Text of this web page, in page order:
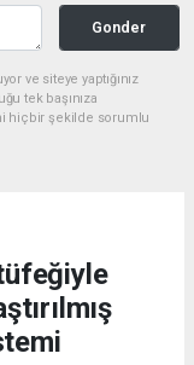
Gonder
ve siteye yaptığınız
tek başınıza
hiçbir şekilde sorumlu